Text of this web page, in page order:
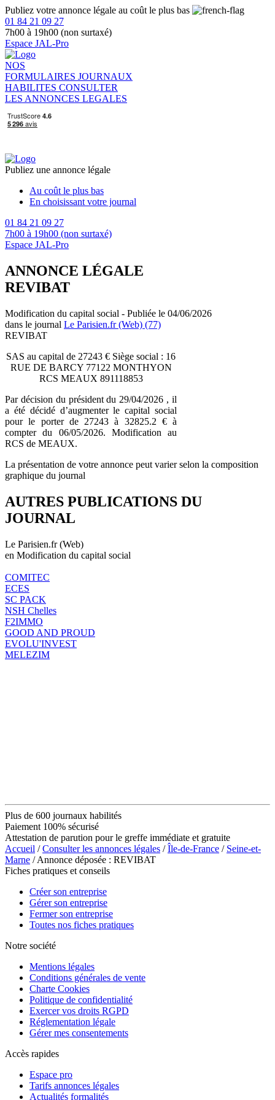
Publiez votre annonce légale au coût le plus bas
01 84 21 09 27
7h00 à 19h00 (non surtaxé)
Espace JAL-Pro
NOS
FORMULAIRES JOURNAUX
HABILITES CONSULTER
LES ANNONCES LEGALES
Publiez une annonce légale
Au coût le plus bas
En choisissant votre journal
01 84 21 09 27
7h00 à 19h00 (non surtaxé)
Espace JAL-Pro
ANNONCE LÉGALE
REVIBAT
Modification du capital social - Publiée le 04/06/2026
dans le journal Le Parisien.fr (Web) (77)
REVIBAT
SAS au capital de 27243 € Siège social : 16
RUE DE BARCY 77122 MONTHYON
RCS MEAUX 891118853
Par décision du président du 29/04/2026 , il
a été décidé d’augmenter le capital social
pour le porter de 27243 à 32825.2 € à
compter du 06/05/2026. Modification au
RCS de MEAUX.
La présentation de votre annonce peut varier selon la composition
graphique du journal
AUTRES PUBLICATIONS DU
JOURNAL
Le Parisien.fr (Web)
en Modification du capital social
COMITEC
ECES
SC PACK
NSH Chelles
F2IMMO
GOOD AND PROUD
EVOLU'INVEST
MELEZIM
Plus de 600 journaux habilités
Paiement 100% sécurisé
Attestation de parution pour le greffe immédiate et gratuite
Accueil /Consulter les annonces légales /Île-de-France / Seine-et-
Marne / Annonce déposée : REVIBAT
Fiches pratiques et conseils
Créer son entreprise
Gérer son entreprise
Fermer son entreprise
Toutes nos fiches pratiques
Notre société
Mentions légales
Conditions générales de vente
Charte Cookies
Politique de confidentialité
Exercer vos droits RGPD
Réglementation légale
Gérer mes consentements
Accès rapides
Espace pro
Tarifs annonces légales
Actualités formalités